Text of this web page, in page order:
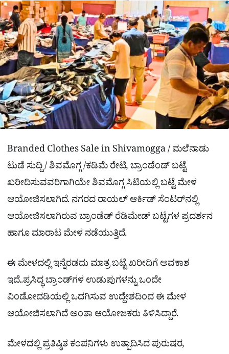
p
p
o
k
a
m
a
r
e
Branded Clothes Sale in Shivamogga / ಮಲೆನಾಡು
ಟುಡೆ ಸುದ್ದಿ / ಶಿವಮೊಗ್ಗ /ಕಡಿಮೆ ರೇಟಿ, ಬ್ರಾಂಡೆಂಡ್ ಬಟ್ಟೆ
ಖರೀದಿಸುವವರಿಗಾಗಿಯೇ ಶಿವಮೊಗ್ಗ ಸಿಟಿಯಲ್ಲಿ ಬಟ್ಟೆ ಮೇಳ
ಆಯೋಜಿಸಲಾಗಿದೆ. ನಗರದ ರಾಯಲ್ ಆರ್ಕಿಡ್ ಸೆಂಟರ್‌ನಲ್ಲಿ
ಆಯೋಜಿಸಲಾಗಿರುವ ಬ್ರಾಂಡೆಡ್ ರೆಡಿಮೇಡ್ ಬಟ್ಟೆಗಳ ಪ್ರದರ್ಶನ
ಹಾಗೂ ಮಾರಾಟ ಮೇಳ ನಡೆಯುತ್ತಿದೆ.
ಈ ಮೇಳದಲ್ಲಿ ಇನ್ನೆರಡದು ಮಾತ್ರ ಬಟ್ಟೆ ಖರೀದಿಗೆ ಅವಕಾಶ
ಇದೆ..ಪ್ರಸಿದ್ಧ ಬ್ರಾಂಡ್‌ಗಳ ಉಡುಪುಗಳನ್ನು ಒಂದೇ
ವಿಂಡೋದಡಿಯಲ್ಲಿ ಒದಗಿಸುವ ಉದ್ದೇಶದಿಂದ ಈ ಮೇಳ
ಆಯೋಜಿಸಲಾಗಿದೆ ಅಂತಾ ಆಯೋಜಕರು ತಿಳಿಸಿದ್ದಾರೆ.
ಮೇಳದಲ್ಲಿ ಪ್ರತಿಷ್ಠಿತ ಕಂಪನಿಗಳು ಉತ್ಪಾದಿಸಿದ ಪುರುಷರ,